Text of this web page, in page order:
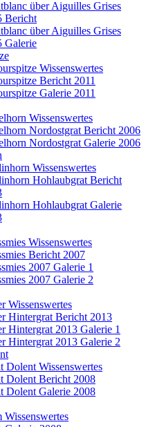
über Aiguilles Grises
Bericht
über Aiguilles Grises
Galerie
Wissenswertes
Bericht 2011
Galerie 2011
Wissenswertes
Nordostgrat Bericht 2006
Nordostgrat Galerie 2006
Wissenswertes
Hohlaubgrat Bericht
Hohlaubgrat Galerie
Wissenswertes
Bericht 2007
2007 Galerie 1
2007 Galerie 2
Wissenswertes
Hintergrat Bericht 2013
Hintergrat 2013 Galerie 1
Hintergrat 2013 Galerie 2
Dolent Wissenswertes
Dolent Bericht 2008
Dolent Galerie 2008
Wissenswertes